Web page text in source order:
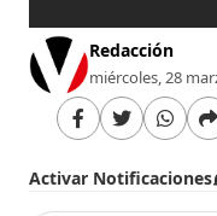
Redacción
miércoles, 28
Activar Notificaciones